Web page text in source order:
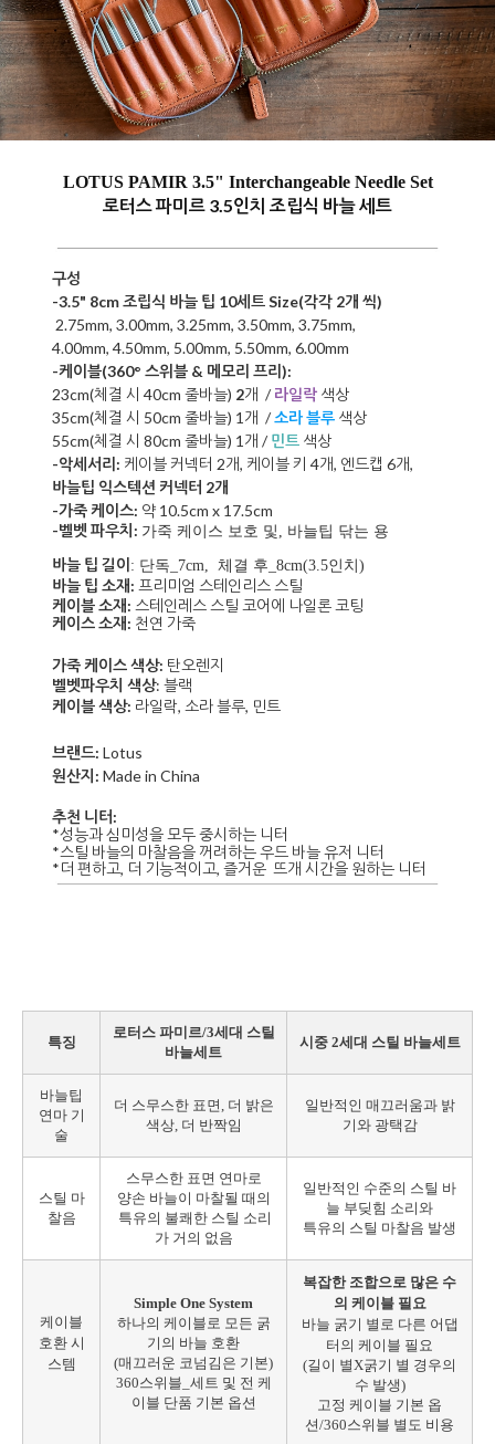
LOTUS PAMIR 3.5" Interchangeable Needle Set
로터스 파미르 3.5인치 조립식 바늘 세트
구성
-3.5" 8cm 조립식 바늘 팁 10세트 Size(각각 2개 씩)
2.75mm, 3.00mm, 3.25mm, 3.50mm, 3.75mm,
4.00mm, 4.50mm, 5.00mm, 5.50mm, 6.00mm
-케이블(360° 스위블 & 메모리 프리):
23cm(체결 시 40cm 줄바늘) 2개 / 라일락 색상
35cm(체결 시 50cm 줄바늘) 1개 /소라 블루 색상
55cm(체결 시 80cm 줄바늘) 1개 / 민트 색상
-악세서리: 케이블 커넥터 2개, 케이블키 4개, 엔드캡 6개,
바늘팁 익스텍션 커넥터 2개
-가죽 케이스: 약 10.5cm x 17.5cm
-벨벳 파우치: 가죽 케이스 보호 및, 바늘팁 닦는 용
바늘 팁 길이 : 단독_7cm, 체결 후_8cm(3.5인치)
바늘 팁 소재: 프리미엄 스테인리스 스틸
케이블 소재: 스테인레스 스틸 코어에 나일론 코팅
케이스 소재: 천연 가죽
가죽 케이스 색상: 탄오렌지
벨벳파우치 색상: 블랙
케이블 색상: 라일락, 소라 블루, 민트
브랜드: Lotus
원산지: Made in China
추천 니터:
*성능과 심미성을 모두 중시하는 니터
*스틸 바늘의 마찰음을 꺼려하는 우드 바늘 유저 니터
*더 편하고, 더 기능적이고, 즐거운 뜨개 시간을 원하는 니터
특징
로터스 파미르/3세대 스틸
바늘세트
시중 2세대 스틸 바늘세트
바늘팁
연마 기
술
더 스무스한 표면, 더 밝은
색상, 더 반짝임
일반적인 매끄러움과 밝
기와 광택감
스틸 마
찰음
스무스한 표면 연마로
양손 바늘이 마찰될 때의
특유의 불쾌한 스틸 소리
가 거의 없음
일반적인 수준의 스틸 바
늘 부딪힘 소리와
특유의 스틸 마찰음 발생
케이블
호환 시
스템
Simple One System
하나의 케이블로 모든 굵
기의 바늘 호환
(매끄러운 코넘김은 기본)
360스위블_세트 및 전 케
이블 단품 기본 옵션
복잡한 조합으로 많은 수
의 케이블 필요
바늘 굵기 별로 다른 어댑
터의 케이블 필요
(길이 별X굵기 별 경우의
수 발생)
고정 케이블 기본 옵
션/360스위블 별도 비용